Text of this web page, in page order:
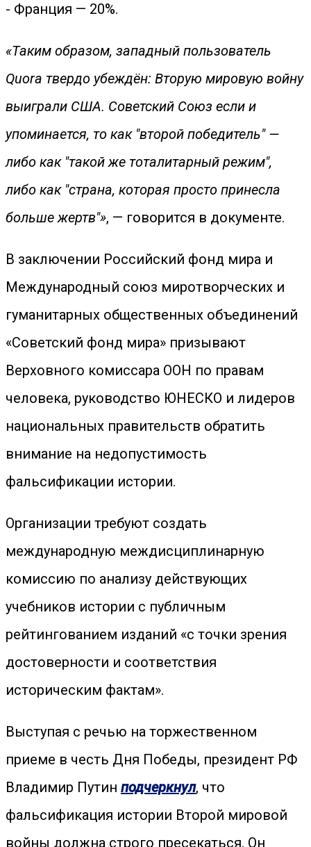
- Франция — 20%.
«Таким образом, западный пользователь
Quora твердо убеждён: Вторую мировую войну
выиграли США. Советский Союз если и
упоминается, то как "второй победитель" —
либо как "такой же тоталитарный режим",
либо как "страна, которая просто принесла
больше жертв"», — говорится в документе.
В заключении Российский фонд мира и
Международный союз миротворческих и
гуманитарных общественных объединений
«Советский фонд мира» призывают
Верховного комиссара ООН по правам
человека, руководство ЮНЕСКО и лидеров
национальных правительств обратить
внимание на недопустимость
фальсификации истории.
Организации требуют создать
международную междисциплинарную
комиссию по анализу действующих
учебников истории с публичным
рейтингованием изданий «с точки зрения
достоверности и соответствия
историческим фактам».
Выступая с речью на торжественном
приеме в честь Дня Победы, президент РФ
Владимир Путин подчеркнул, что
фальсификация истории Второй мировой
войны должна строго пресекаться. Он